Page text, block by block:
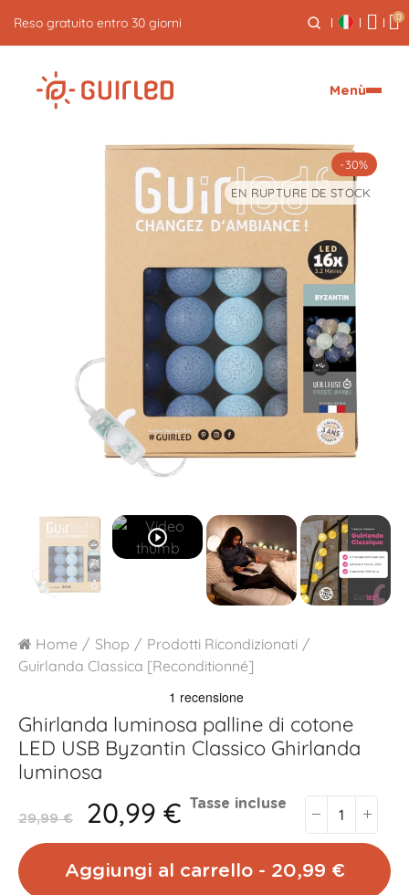
0
Menù
-30%
EN RUPTURE DE STOCK
play_circle_outline
Home Shop
Prodotti Ricondizionati
Guirlanda Classica [Reconditionné]
Ghirlanda luminosa palline di cotone
LED USB Byzantin Classico Ghirlanda
luminosa
29,99 € 20,99 € Tasse incluse
Aggiungi al carrello - 20,99 €